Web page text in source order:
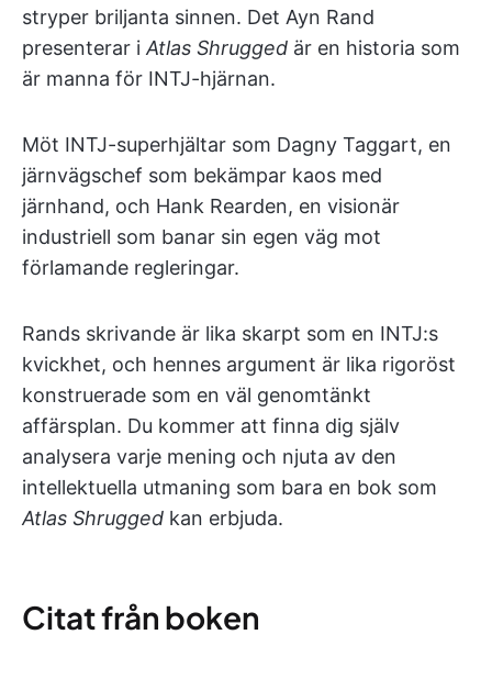
stryper briljanta sinnen. Det Ayn Rand
presenterar iAtlas Shrugged är en historia som
är manna för INTJ-hjärnan.
Möt INTJ-superhjältar som Dagny Taggart, en
järnvägschef som bekämpar kaos med
järnhand, och Hank Rearden, en visionär
industriell som banar sin egen väg mot
förlamande regleringar.
Rands skrivande är lika skarpt som en INTJ:s
kvickhet, och hennes argument är lika rigoröst
konstruerade som en väl genomtänkt
affärsplan. Du kommer att finna dig själv
analysera varje mening och njuta av den
intellektuella utmaning som bara en bok som
Atlas Shrugged kan erbjuda.
Citat från boken